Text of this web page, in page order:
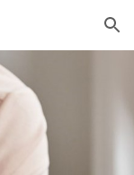
Skip to navigation